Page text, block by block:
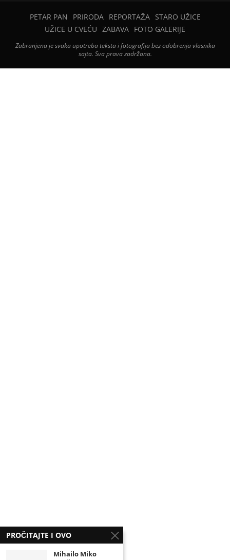
PETAR PAN PRIRODA REPORTAŽA
STARO UŽICE
UŽICE U CVEĆU ZABAVA FOTO GALERIJE
Zabranjena je svaka upotreba teksta i fotografija bez odobrenja vlasnika
sajta. Sva prava zadržana.
PROČITAJTE I OVO
Mihailo Miko